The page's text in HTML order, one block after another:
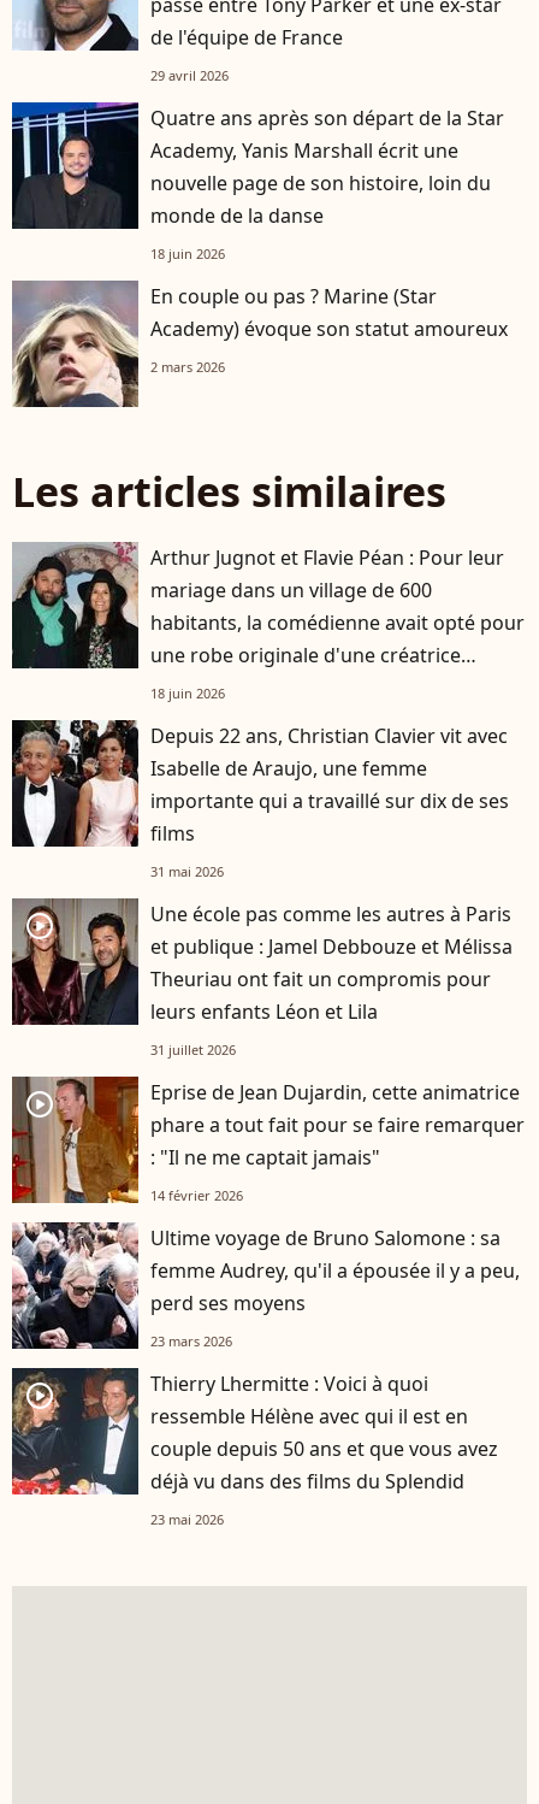
de l'équipe de France
29 avril 2026
Quatre ans après son départ de la Star
Academy, Yanis Marshall écrit une
nouvelle page de son histoire, loin du
monde de la danse
18 juin 2026
En couple ou pas ? Marine (Star
Academy) évoque son statut amoureux
2 mars 2026
Les articles similaires
Arthur Jugnot et Flavie Péan : Pour leur
mariage dans un village de 600
habitants, la comédienne avait opté pour
une robe originale d'une créatrice
française
18 juin 2026
Depuis 22 ans, Christian Clavier vit avec
Isabelle de Araujo, une femme
importante qui a travaillé sur dix de ses
films
31 mai 2026
player2
Une école pas comme les autres à Paris
et publique : Jamel Debbouze et Mélissa
Theuriau ont fait un compromis pour
leurs enfants Léon et Lila
31 juillet 2026
player2
Eprise de Jean Dujardin, cette animatrice
phare a tout fait pour se faire remarquer
: "Il ne me captait jamais"
14 février 2026
Ultime voyage de Bruno Salomone : sa
femme Audrey, qu'il a épousée il y a peu,
perd ses moyens
23 mars 2026
player2
Thierry Lhermitte : Voici à quoi
ressemble Hélène avec qui il est en
couple depuis 50 ans et que vous avez
déjà vu dans des films du Splendid
23 mai 2026